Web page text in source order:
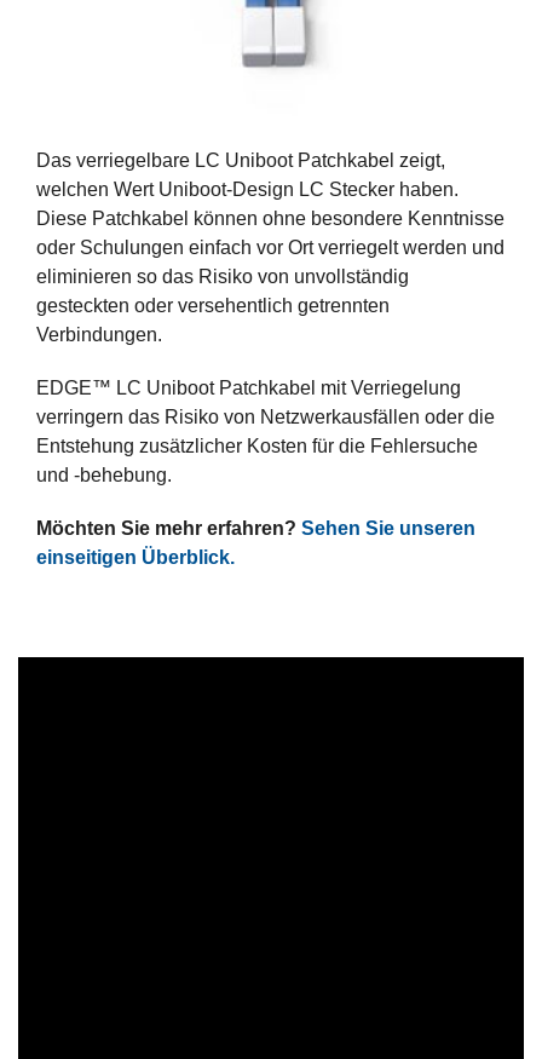
Das verriegelbare LC Uniboot Patchkabel zeigt,
welchen Wert Uniboot-Design LC Stecker haben.
Diese Patchkabel können ohne besondere Kenntnisse
oder Schulungen einfach vor Ort verriegelt werden und
eliminieren so das Risiko von unvollständig
gesteckten oder versehentlich getrennten
Verbindungen.
EDGE™ LC Uniboot Patchkabel mit Verriegelung
verringern das Risiko von Netzwerkausfällen oder die
Entstehung zusätzlicher Kosten für die Fehlersuche
und -behebung.
Möchten Sie mehr erfahren? Sehen Sie unseren
einseitigen Überblick.